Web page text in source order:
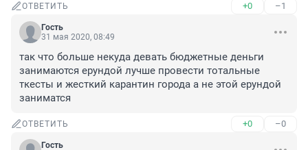
ОТВЕТИТЬ +0 –1
Гость
31 мая 2020, 08:49
так что больше некуда девать бюджетные деньги
занимаются ерундой лучше провести тотальные
ткесты и жесткий карантин города а не этой ерундой
заниматся
ОТВЕТИТЬ +0 –0
Гость